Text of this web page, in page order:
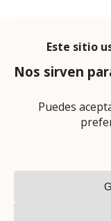
En calidad
ingresos